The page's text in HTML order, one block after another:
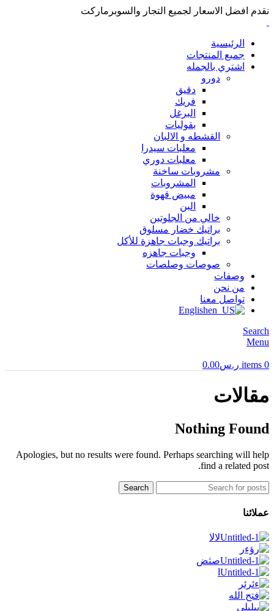
نقدم افضل الاسعار لجميع التجار والسوبرماركت
الرئيسية
جميع المنتجات
اشتري بالجمله
دورو
دقيق
فريك
البرغل
بقوليات
القشطه و الالبان
معلبات سيدرا
معلبات دوري
مشروبات ساخنة
المشروبات
مبيض قهوة
البن
خالي من الجلوتين
براتيك خضار مسلوق
براتيك وجبات جاهزة للأكل
وجبات جاهزه
صوصات وصلصات
وصفات
من نحن
تواصل معنا
English
Search
Menu
0
items ر.س0.00
مقالات
Nothing Found
Apologies, but no results were found. Perhaps searching will help
find a related post.
Search
عملائنا